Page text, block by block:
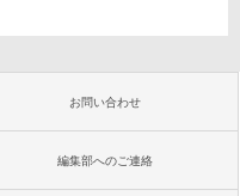
お問い合わせ
編集部へのご連絡